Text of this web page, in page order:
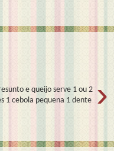
›
e queijo serve 1 ou 2
1 cebola pequena 1 dente